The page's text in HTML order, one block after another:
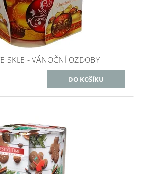
SKLE - VÁNOČNÍ OZDOBY